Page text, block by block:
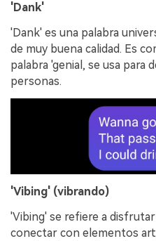
'Dank'
'Dank' es una palabra
de muy buena calidad. Es
palabra 'genial, se usa para
personas.
'Vibing' (vibrando)
'Vibing' se refiere a
conectar con elementos